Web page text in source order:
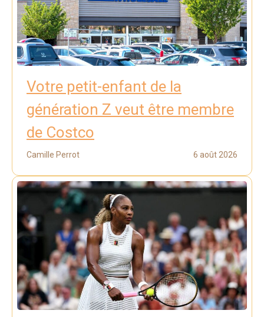
Votre petit-enfant de la
génération Z veut être membre
de Costco
Camille Perrot 6 août 2026